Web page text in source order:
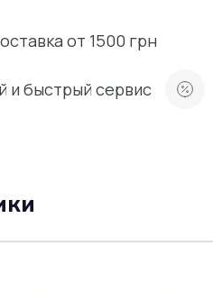
от 1500 грн
и быстрый сервис